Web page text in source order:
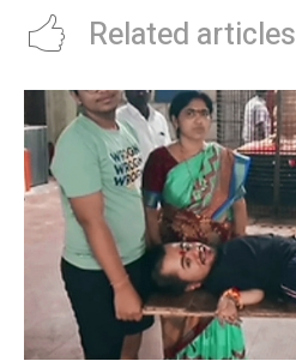
Related articles